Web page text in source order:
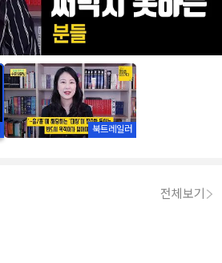
북트레일러
전체보기